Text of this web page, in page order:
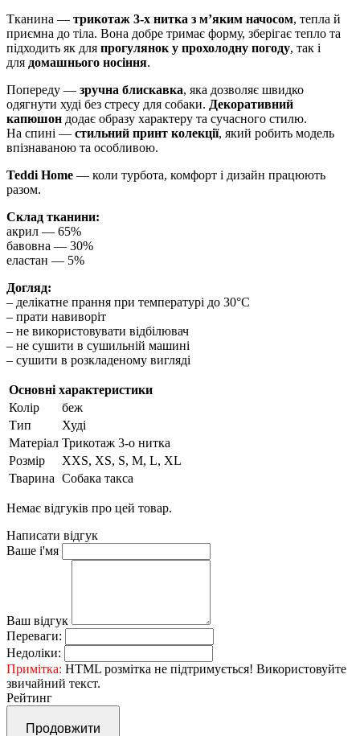
Тканина — трикотаж 3-х нитка з м’яким начосом, тепла й
приємна до тіла. Вона добре тримає форму, зберігає тепло та
підходить як для прогулянок у прохолодну погоду, так і
для домашнього носіння.
Попереду — зручна блискавка, яка дозволяє швидко
одягнути худі без стресу для собаки. Декоративний
капюшон додає образу характеру та сучасного стилю.
На спині — стильний принт колекції, який робить модель
впізнаваною та особливою.
Teddi Home — коли турбота, комфорт і дизайн працюють
разом.
Склад тканини:
акрил — 65%
бавовна — 30%
еластан — 5%
Догляд:
– делікатне прання при температурі до 30°C
– прати навиворіт
– не використовувати відбілювач
– не сушити в сушильній машині
– сушити в розкладеному вигляді
Основні характеристики
Колір
беж
Тип
Худі
Матеріал Трикотаж 3-о нитка
Розмір
XXS, XS, S, M, L, XL
Тварина Собака такса
Немає відгуків про цей товар.
Написати відгук
Ваше і'мя
Ваш відгук
Переваги:
Недоліки:
Примітка: HTML розмітка не підтримується! Використовуйте
звичайний текст.
Рейтинг
Продовжити